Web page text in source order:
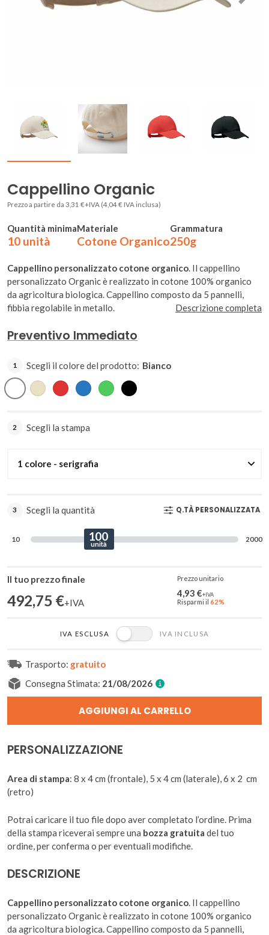
Cappellino Organic
Prezzo a partire da 3,31 €+IVA (4,04 € IVA inclusa)
Quantità minima
10 unità
Materiale
Cotone Organico
Grammatura
250g
Cappellino personalizzato cotone organico. Il cappellino
personalizzato Organic è realizzato in cotone 100% organico
da agricoltura biologica. Cappellino composto da 5 pannelli,
fibbia regolabile in metallo.
Descrizione completa
Preventivo Immediato
1 Scegli il colore del prodotto: Bianco
BiancoBeige RossoBlu Verde Nero
2 Scegli la stampa
3 Scegli la quantità Q.TÀ PERSONALIZZATA
100
10 2000
3
la
CONSIGLIATE
4
Il tuo prezzo finale
492,75 €
Prezzo unitario
12,66 €
4,93 €
Risparmi il 62%
IVA ESCLUSA IVA INCLUSA
Trasporto: gratuito
Consegna Stimata: 21/08/2026
AGGIUNGI AL CARRELLO
PERSONALIZZAZIONE
Area di stampa: 8 x 4 cm (frontale), 5 x 4 cm (laterale), 6 x 2 cm
(retro)
Potrai caricare il tuo file dopo aver completato l’ordine. Prima
della stampa riceverai sempre una bozza gratuita del tuo
ordine, per conferma o per eventuali modifiche.
DESCRIZIONE
Cappellino personalizzato cotone organico. Il cappellino
personalizzato Organic è realizzato in cotone 100% organico
da agricoltura biologica. Cappellino composto da 5 pannelli,